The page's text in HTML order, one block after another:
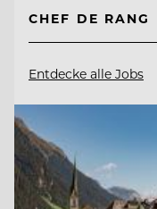
CHEF DE RANG
Entdecke alle Jobs